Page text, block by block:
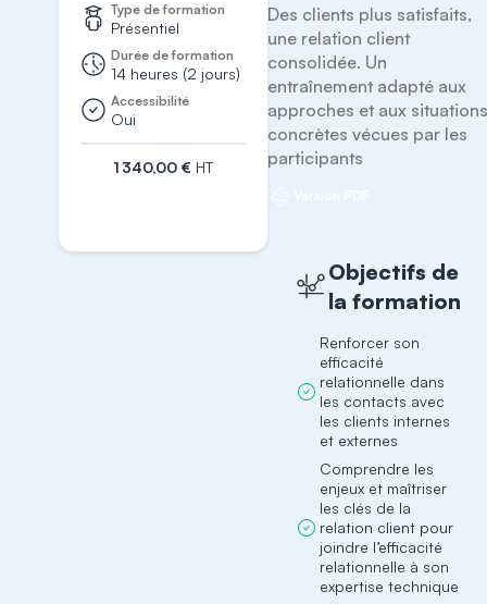
Type de formation
Présentiel
Durée de formation
14 heures (2 jours)
Accessibilité
Oui
1 340,00 € HT
Des clients plus satisfaits,
une relation client
consolidée. Un
entraînement adapté aux
approches et aux
concrètes vécues par les
participants
Objectifs de
la formation
Renforcer son
efficacité
relationnelle dans
les contacts avec
les clients internes
et externes
Comprendre les
enjeux et maîtriser
les clés de la
relation client pour
joindre l’efficacité
relationnelle à son
expertise technique